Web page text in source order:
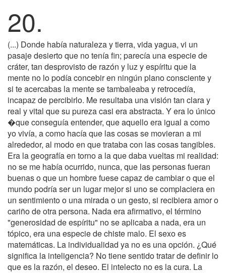
20.
(...) Donde había naturaleza y tierra, vida yagua, vi un
pasaje desierto que no tenía fin; parecía una especie de
cráter, tan desprovisto de razón y luz y espíritu que la
mente no lo podía concebir en ningún plano consciente y
si te acercabas la mente se tambaleaba y retrocedía,
incapaz de percibirlo. Me resultaba una visión tan clara y
real y vital que su pureza casi era abstracta. Y era lo único
�que conseguía entender, que aquello era igual a como
yo vivía, a como hacía que las cosas se movieran a mi
alrededor, al modo en que trataba con las cosas tangibles.
Era la geografía en torno a la que daba vueltas mi realidad:
no se me había ocurrido, nunca, que las personas fueran
buenas o que un hombre fuese capaz de cambiar o que el
mundo podría ser un lugar mejor si uno se complaciera en
un sentimiento o una mirada o un gesto, si recibiera amor o
cariño de otra persona. Nada era afirmativo, el término
"generosidad de espíritu" no se aplicaba a nada, era un
tópico, era una especie de chiste malo. El sexo es
matemáticas. La individualidad ya no es una opción. ¿Qué
significa la inteligencia? No tiene sentido tratar de definir lo
que es la razón, el deseo. El intelecto no es la cura. La